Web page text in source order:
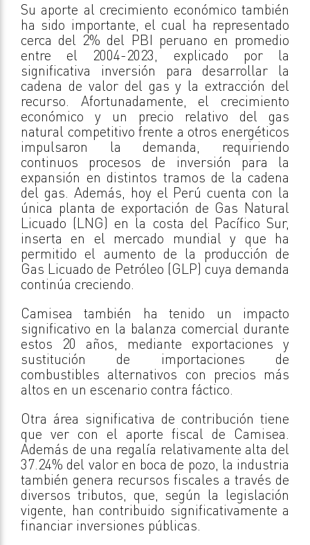
Su aporte al crecimiento económico también
ha sido importante, el cual ha representado
cerca del 2% del PBI peruano en promedio
entre el 2004-2023, explicado por la
significativa inversión para desarrollar la
cadena de valor del gas y la extracción del
recurso. Afortunadamente, el crecimiento
económico y un precio relativo del gas
natural competitivo frente a otros energéticos
impulsaron la demanda, requiriendo
continuos procesos de inversión para la
expansión en distintos tramos de la cadena
del gas. Además, hoy el Perú cuenta con la
única planta de exportación de Gas Natural
Licuado (LNG) en la costa del Pacífico Sur,
inserta en el mercado mundial y que ha
permitido el aumento de la producción de
Gas Licuado de Petróleo (GLP) cuya demanda
continúa creciendo.
Camisea también ha tenido un impacto
significativo en la balanza comercial durante
estos 20 años, mediante exportaciones y
sustitución de importaciones de
combustibles alternativos con precios más
altos en un escenario contra fáctico.
Otra área significativa de contribución tiene
que ver con el aporte fiscal de Camisea.
Además de una regalía relativamente alta del
37.24% del valor en boca de pozo, la industria
también genera recursos fiscales a través de
diversos tributos, que, según la legislación
vigente, han contribuido significativamente a
financiar inversiones públicas.